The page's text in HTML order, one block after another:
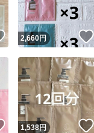
いいね！
2,660円
いいね！
1,538円